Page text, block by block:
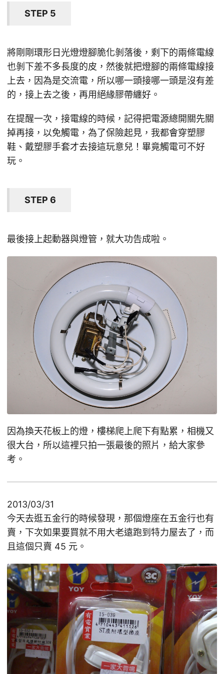
STEP 5
將剛剛環形日光燈燈腳脆化剝落後，剩下的兩條電線
也剝下差不多長度的皮，然後就把燈腳的兩條電線接
上去，因為是交流電，所以哪一頭接哪一頭是沒有差
的，接上去之後，再用絕緣膠帶纏好。
在提醒一次，接電線的時候，記得把電源總開關先關
掉再接，以免觸電，為了保險起見，我都會穿塑膠
鞋、戴塑膠手套才去接這玩意兒！畢竟觸電可不好
玩。
STEP 6
最後接上起動器與燈管，就大功告成啦。
因為換天花板上的燈，樓梯爬上爬下有點累，相機又
很大台，所以這裡只拍一張最後的照片，給大家參
考。
2013/03/31
今天去逛五金行的時候發現，那個燈座在五金行也有
賣，下次如果要買就不用大老遠跑到特力屋去了，而
且這個只賣 45 元。